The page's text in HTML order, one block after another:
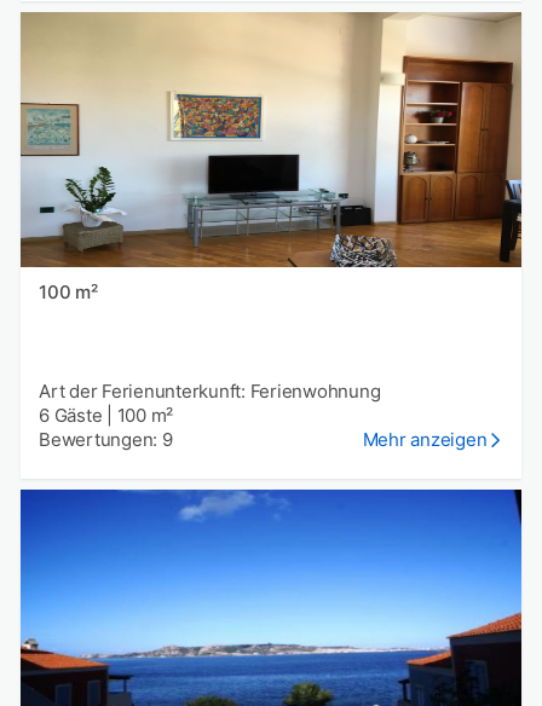
100 m²
Art der Ferienunterkunft: Ferienwohnung
6 Gäste
100 m²
Bewertungen: 9
Mehr anzeigen